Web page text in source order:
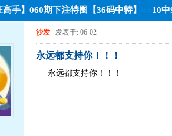
手】060期下注特围【36码中特】==10
沙发 发表于: 06-02
永远都支持你！！！
永远都支持你！！！